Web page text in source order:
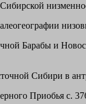
Барабы и
Сибири в
Приобья с.